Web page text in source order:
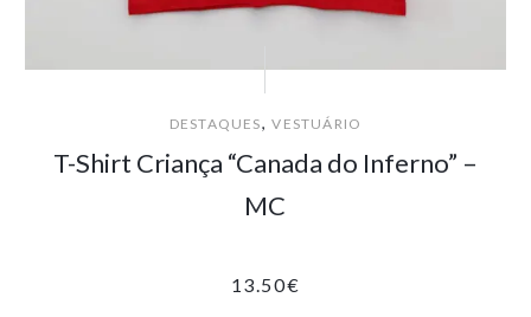
DESTAQUES,VESTUÁRIO
T-Shirt Criança “Canada do Inferno” –
MC
13.50€